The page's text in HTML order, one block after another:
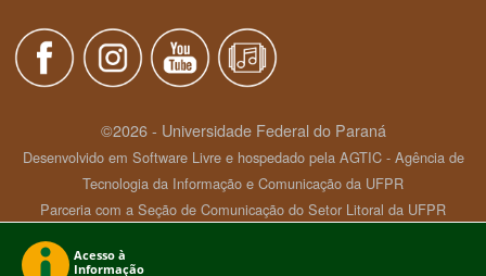
©2026 - Universidade Federal do Paraná
Desenvolvido em Software Livre e hospedado pela AGTIC - Agência de
Tecnologia da Informação e Comunicação da UFPR
Parceria com a Seção de Comunicação do Setor Litoral da UFPR